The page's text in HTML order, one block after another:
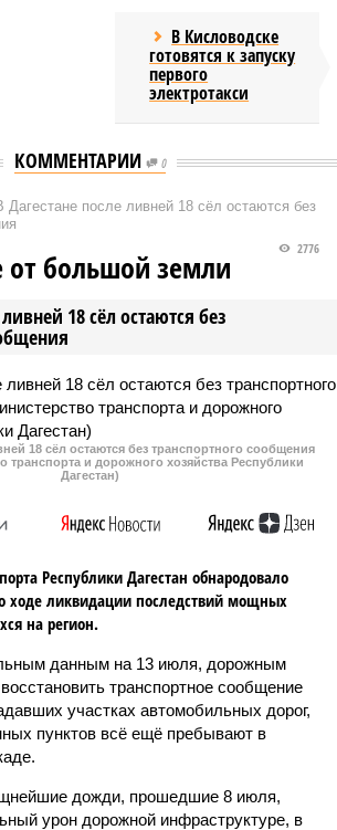
В Кисловодске
готовятся к запуску
первого
электротакси
КОММЕНТАРИИ 0
Дагестане после ливней 18 сёл остаются без
18 сёл остаются без
2776
от большой земли
18 сёл остаются без транспортного сообщения
транспорта и дорожного хозяйства Республики
Дагестан)
Республики Дагестан обнародовало
ходе ликвидации последствий мощных
на регион.
данным на 13 июля, дорожным
транспортное сообщение
участках автомобильных дорог,
пунктов всё ещё пребывают в
дожди, прошедшие 8 июля,
урон дорожной инфраструктуре, в